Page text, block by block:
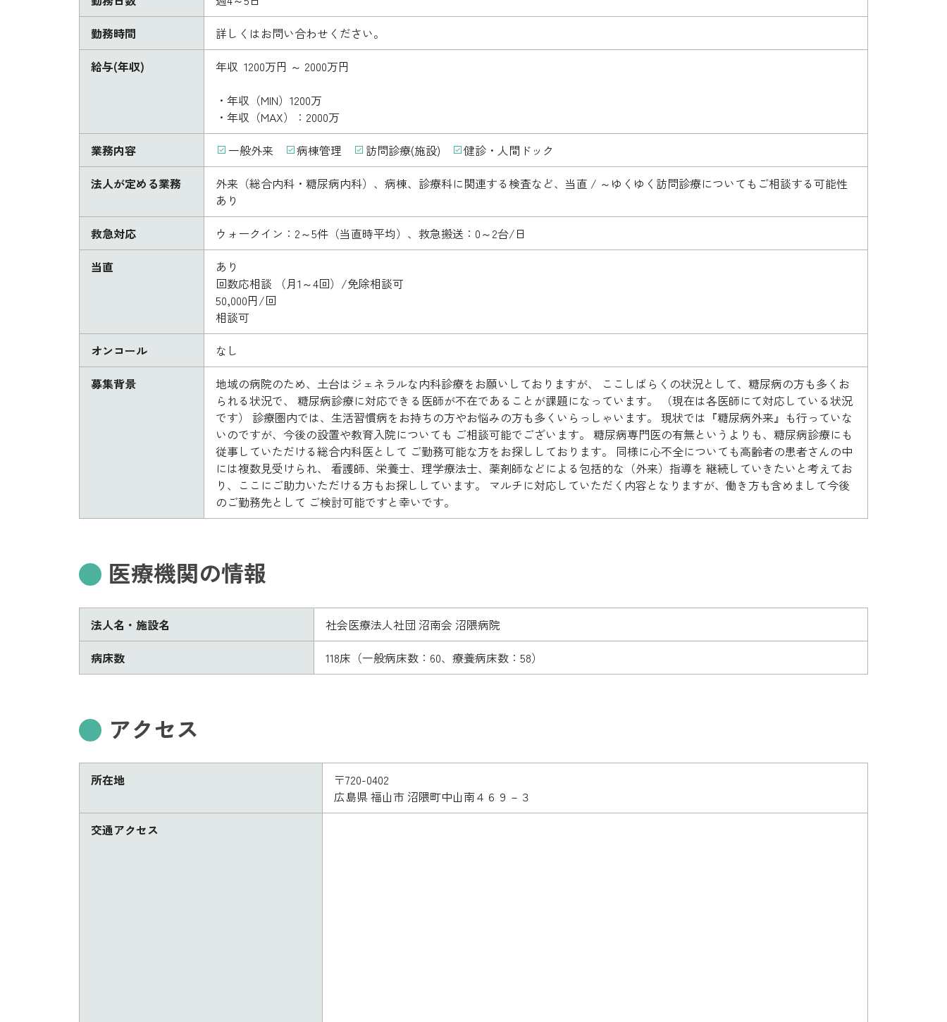
勤務時間
詳しくはお問い合わせください。
給与(年収)
年収 1200万円 ～ 2000万円
・年収（MIN）1200万
・年収（MAX）：2000万
業務内容
一般外来 病棟管理 訪問診療(施設)
健診・人間ドック
法人が定める業務
外来（総合内科・糖尿病内科）、病棟、診療科に関連する検査など、当直 / ～ゆくゆく訪問診療についてもご相談する可能性
あり
救急対応
ウォークイン：2～5件（当直時平均）、救急搬送：0～2台/日
当直
あり
回数応相談 （月1～4回）/免除相談可
50,000円/回
相談可
オンコール
なし
募集背景
地域の病院のため、土台はジェネラルな内科診療をお願いしておりますが、 ここしばらくの状況として、糖尿病の方も多くお
られる状況で、 糖尿病診療に対応できる医師が不在であることが課題になっています。 （現在は各医師にて対応している状況
です） 診療圏内では、生活習慣病をお持ちの方やお悩みの方も多くいらっしゃいます。 現状では『糖尿病外来』も行っていな
いのですが、今後の設置や教育入院についても ご相談可能でございます。 糖尿病専門医の有無というよりも、糖尿病診療にも
従事していただける総合内科医として ご勤務可能な方をお探ししております。 同様に心不全についても高齢者の患者さんの中
には複数見受けられ、 看護師、栄養士、理学療法士、薬剤師などによる包括的な（外来）指導を 継続していきたいと考えてお
り、ここにご助力いただける方もお探ししています。 マルチに対応していただく内容となりますが、働き方も含めまして今後
のご勤務先として ご検討可能ですと幸いです。
医療機関の情報
法人名・施設名
社会医療法人社団 沼南会 沼隈病院
病床数
118床（一般病床数：60、療養病床数：58）
アクセス
所在地
〒720-0402
広島県 福山市 沼隈町中山南４６９－３
交通アクセス